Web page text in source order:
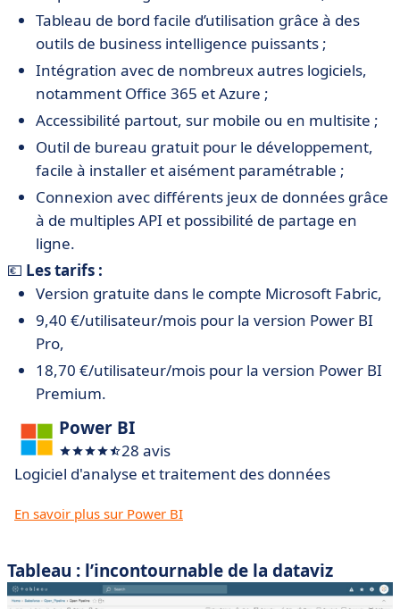
Tableau de bord facile d’utilisation grâce à des
outils de business intelligence puissants ;
Intégration avec de nombreux autres logiciels,
notamment Office 365 et Azure ;
Accessibilité partout, sur mobile ou en multisite ;
Outil de bureau gratuit pour le développement,
facile à installer et aisément paramétrable ;
Connexion avec différents jeux de données grâce
à de multiples API et possibilité de partage en
ligne.
💶 Les tarifs :
Version gratuite dans le compte Microsoft Fabric,
9,40 €/utilisateur/mois pour la version Power BI
Pro,
18,70 €/utilisateur/mois pour la version Power BI
Premium.
Power BI
28 avis
Logiciel d'analyse et traitement des données
En savoir plus sur Power BI
Tableau : l’incontournable de la dataviz